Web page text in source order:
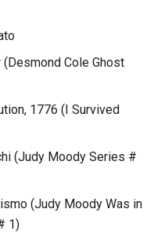
Cole Ghost
1776 (I Survived
(Judy Moody Series #
(Judy Moody Was in
1)